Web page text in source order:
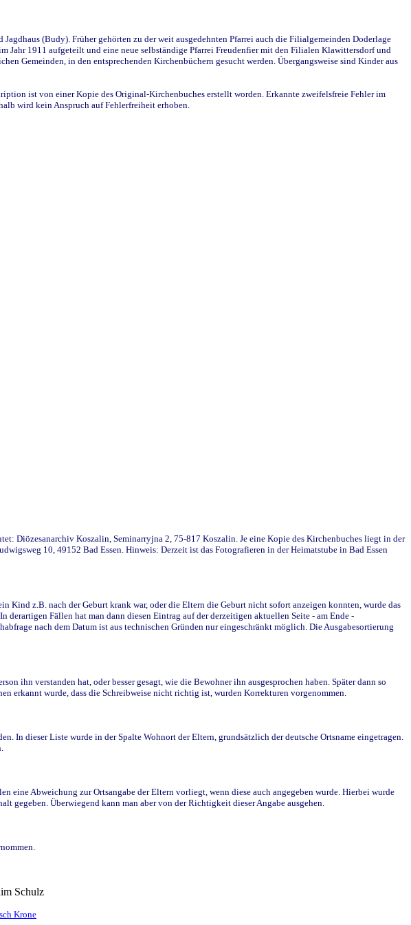
(Budy). Früher gehörten zu der weit ausgedehnten Pfarrei auch die Filialgemeinden Doderlage
1911 aufgeteilt und eine neue selbständige Pfarrei Freudenfier mit den Filialen Klawittersdorf und
Gemeinden, in den entsprechenden Kirchenbüchern gesucht werden. Übergangsweise sind Kinder aus
ist von einer Kopie des Original-Kirchenbuches erstellt worden. Erkannte zweifelsfreie Fehler im
wird kein Anspruch auf Fehlerfreiheit erhoben.
Diözesanarchiv Koszalin, Seminarryjna 2, 75-817 Koszalin. Je eine Kopie des Kirchenbuches liegt in der
10, 49152 Bad Essen. Hinweis: Derzeit ist das Fotografieren in der Heimatstube in Bad Essen
Kind z.B. nach der Geburt krank war, oder die Eltern die Geburt nicht sofort anzeigen konnten, wurde das
Fällen hat man dann diesen Eintrag auf der derzeitigen aktuellen Seite - am Ende -
nach dem Datum ist aus technischen Gründen nur eingeschränkt möglich. Die Ausgabesortierung
ihn verstanden hat, oder besser gesagt, wie die Bewohner ihn ausgesprochen haben. Später dann so
erkannt wurde, dass die Schreibweise nicht richtig ist, wurden Korrekturen vorgenommen.
In dieser Liste wurde in der Spalte Wohnort der Eltern, grundsätzlich der deutsche Ortsname eingetragen.
eine Abweichung zur Ortsangabe der Eltern vorliegt, wenn diese auch angegeben wurde. Hierbei wurde
gegeben. Überwiegend kann man aber von der Richtigkeit dieser Angabe ausgehen.
Schulz
Krone